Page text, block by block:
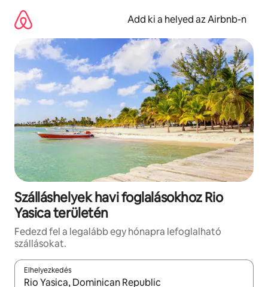
tartalomra
Add ki a helyed az Airbnb-n
Szálláshelyek havi foglalásokhoz Rio
Yasica területén
Fedezd fel a legalább egy hónapra lefoglalható
szállásokat.
Elhelyezkedés
Az eredmények között a felfelé és a lefelé nyíllal